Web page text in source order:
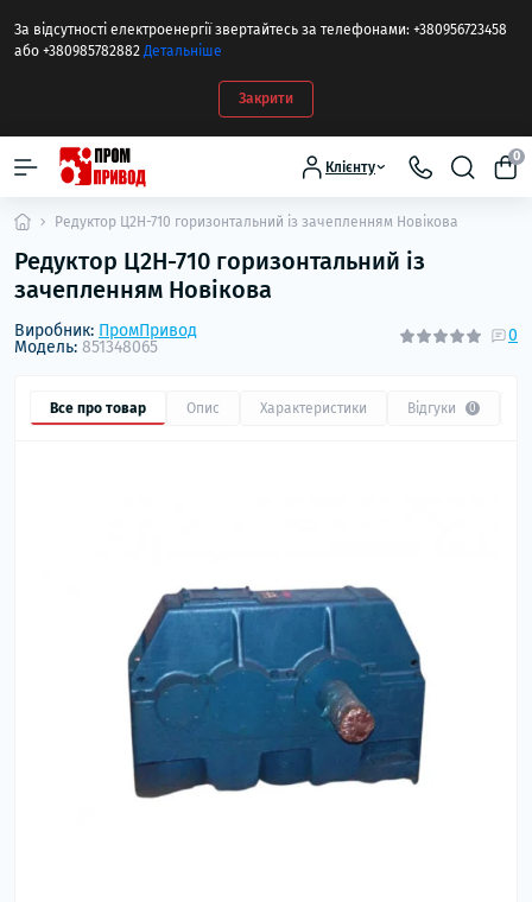
За відсутності електроенергії звертайтесь за телефонами: +380956723458
або +380985782882Детальніше
Закрити
Клієнту
0
Редуктор Ц2Н-710 горизонтальний із зачепленням Новікова
Редуктор Ц2Н-710 горизонтальний із
зачепленням Новікова
Виробник: ПромПривод
Модель: 851348065
0
Все про товар Опис Характеристики Відгуки 0